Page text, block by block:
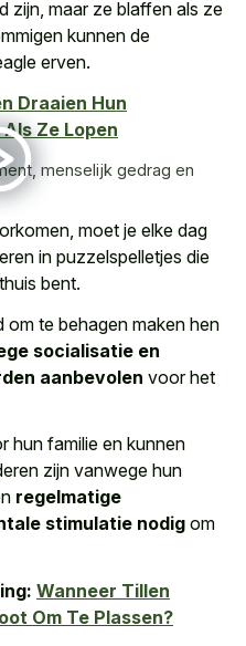
zijn, maar ze blaffen als ze
kunnen de
erven.
Draaien Hun
Ze Lopen
menselijk gedrag en
moet je elke dag
in puzzelspelletjes die
bent.
om te behagen maken hen
socialisatie en
aanbevolen voor het
hun familie en kunnen
zijn vanwege hun
regelmatige
stimulatie nodig om
Wanneer Tillen
Om Te Plassen?